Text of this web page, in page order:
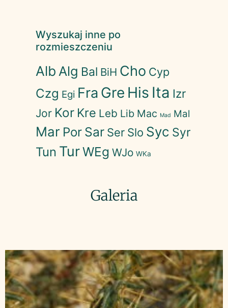
Wyszukaj inne po
rozmieszczeniu
Alb Alg Bal BiH Cho Cyp
Czg Egi Fra Gre His Ita Izr
Jor Kor Kre Leb Lib Mac Mad Mal
Mar Por Sar Ser Slo Syc Syr
Tun TurWEg WJo WKa
Galeria